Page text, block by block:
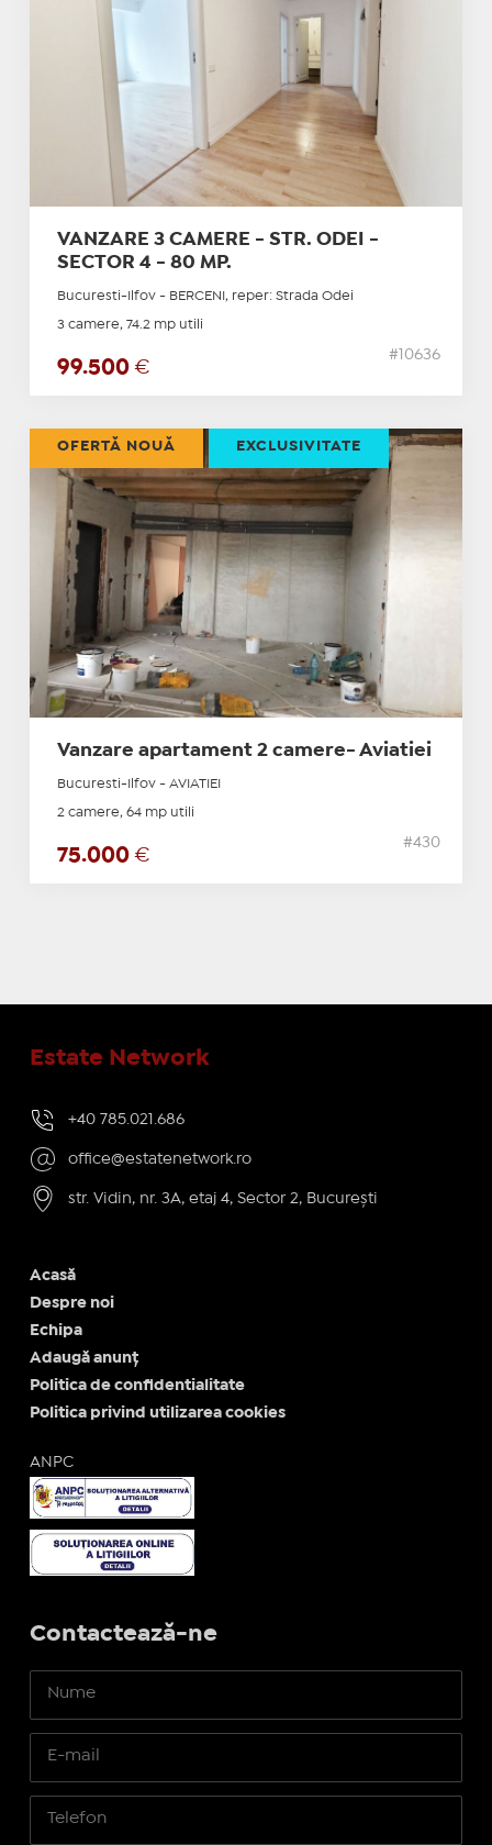
VANZARE 3 CAMERE - STR. ODEI -
SECTOR 4 - 80 MP.
Bucuresti-Ilfov - BERCENI, reper: Strada Odei
3 camere, 74.2 mp utili
99.500 €
#10636
Vanzare apartament 2 camere- Aviatiei
Bucuresti-Ilfov - AVIATIEI
2 camere, 64 mp utili
75.000 €
#430
OFERTĂ NOUĂ EXCLUSIVITATE
Estate Network
+40 785.021.686
office@estatenetwork.ro
str. Vidin, nr. 3A, etaj 4, Sector 2, București
Acasă
Despre noi
Echipa
Adaugă anunț
Politica de confidentialitate
Politica privind utilizarea cookies
ANPC
Contactează-ne